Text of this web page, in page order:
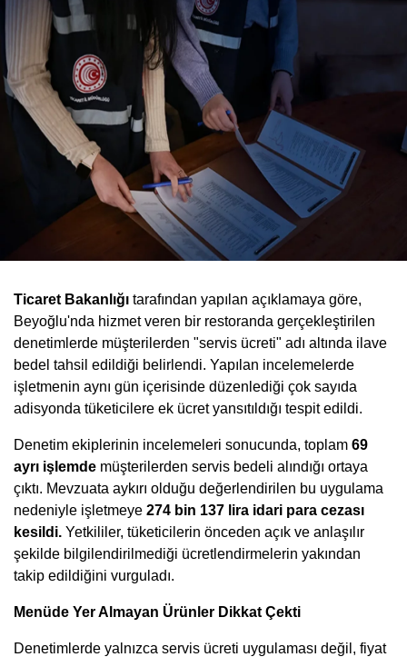
Ticaret Bakanlığı tarafından yapılan açıklamaya göre,
Beyoğlu'nda hizmet veren bir restoranda gerçekleştirilen
denetimlerde müşterilerden "servis ücreti" adı altında ilave
bedel tahsil edildiği belirlendi. Yapılan incelemelerde
işletmenin aynı gün içerisinde düzenlediği çok sayıda
adisyonda tüketicilere ek ücret yansıtıldığı tespit edildi.
Denetim ekiplerinin incelemeleri sonucunda, toplam 69
ayrı işlemde müşterilerden servis bedeli alındığı ortaya
çıktı. Mevzuata aykırı olduğu değerlendirilen bu uygulama
nedeniyle işletmeye 274 bin 137 lira idari para cezası
kesildi. Yetkililer, tüketicilerin önceden açık ve anlaşılır
şekilde bilgilendirilmediği ücretlendirmelerin yakından
takip edildiğini vurguladı.
Menüde Yer Almayan Ürünler Dikkat Çekti
Denetimlerde yalnızca servis ücreti uygulaması değil, fiyat